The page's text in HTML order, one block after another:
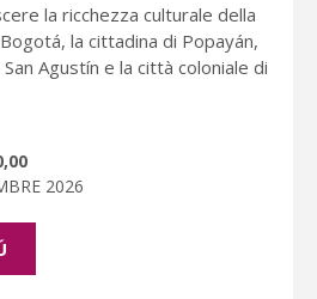
la ricchezza culturale della
la cittadina di Popayán,
Agustín e la città coloniale di
2026